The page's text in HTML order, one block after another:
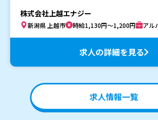
株式会社上越エナジー
新潟県 上越市 時給1,130円～1,200円 アル
求人の詳細を見る
求人情報一覧